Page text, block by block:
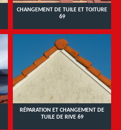
CHANGEMENT DE TUILE ET TOITURE
69
RÉPARATION ET CHANGEMENT DE
TUILE DE RIVE 69